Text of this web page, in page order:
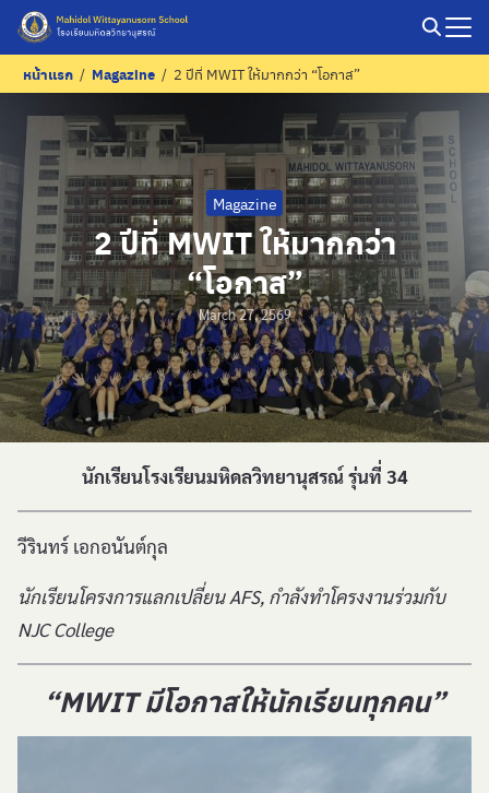
Skip
content
Search
for:
หน้าแรก / Magazine / 2 ปีที่ MWIT ให้มากกว่า “โอกาส”
Magazine
2 ปีที่ MWIT ให้มากกว่า
“โอกาส”
March 27, 2569
นักเรียนโรงเรียนมหิดลวิทยานุสรณ์ รุ่นที่ 34
วีรินทร์ เอกอนันต์กุล
นักเรียนโครงการแลกเปลี่ยน AFS, กำลังทำโครงงานร่วมกับ
NJC College
“MWIT มีโอกาสให้นักเรียนทุกคน”